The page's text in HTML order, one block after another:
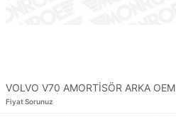
VOLVO V70 AMORTİSÖR ARKA OEM
Fiyat Sorunuz